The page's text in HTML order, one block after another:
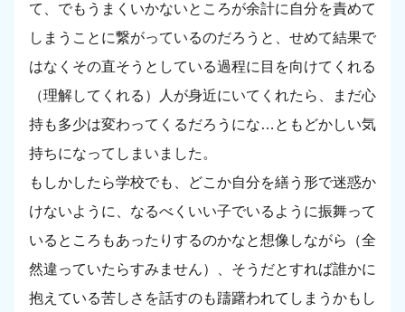
て、でもうまくいかないところが余計に自分を責めて
しまうことに繋がっているのだろうと、せめて結果で
はなくその直そうとしている過程に目を向けてくれる
（理解してくれる）人が身近にいてくれたら、まだ心
持も多少は変わってくるだろうにな…ともどかしい気
持ちになってしまいました。
もしかしたら学校でも、どこか自分を繕う形で迷惑か
けないように、なるべくいい子でいるように振舞って
いるところもあったりするのかなと想像しながら（全
然違っていたらすみません）、そうだとすれば誰かに
抱えている苦しさを話すのも躊躇われてしまうかもし